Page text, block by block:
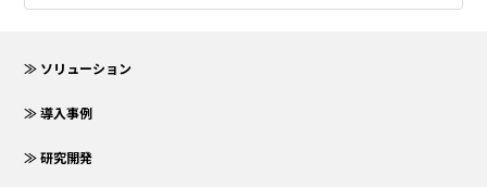
≫ ソリューション
≫ 導入事例
≫ 研究開発